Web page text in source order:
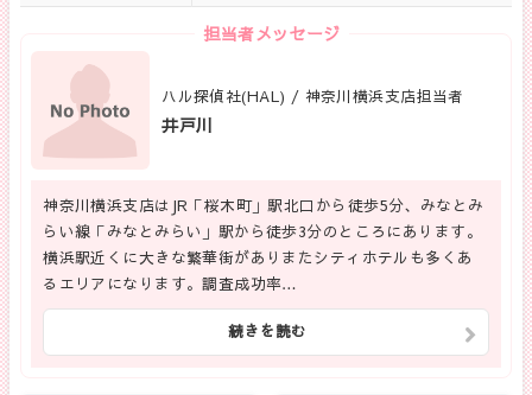
担当者メッセージ
ハル探偵社(HAL) / 神奈川横浜支店担当者
井戸川
神奈川横浜支店はJR「桜木町」駅北口から徒歩5分、みなとみ
らい線「みなとみらい」駅から徒歩3分のところにあります。
横浜駅近くに大きな繁華街がありまたシティホテルも多くあ
るエリアになります。調査成功率…
続きを読む